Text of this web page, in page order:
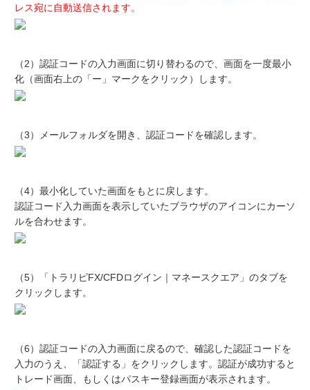
レス宛に自動送信されます。
（2）認証コードの入力画面に切り替わるので、画面を一度最小
化（画面右上の「ー」マークをクリック）します。
（3）メールフォルダを開き、認証コードを確認します。
（4）最小化していた画面をもとに戻します。
認証コード入力画面を表示していたブラウザのアイコンにカーソ
ルを合わせます。
（5）「トラリピFX/CFDログイン｜マネースクエア」のタブを
クリックします。
（6）認証コードの入力画面に戻るので、確認した認証コードを
入力のうえ、「認証する」をクリックします。認証が成功すると
トレード画面、もしくはパスキー登録画面が表示されます。